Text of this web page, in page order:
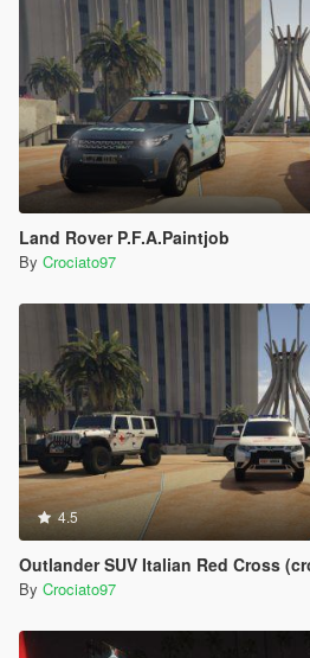
Land Rover P.F.A.Paintjob
By Crociato97
4.5
Outlander SUV Italian Red Cross (croce
By Crociato97